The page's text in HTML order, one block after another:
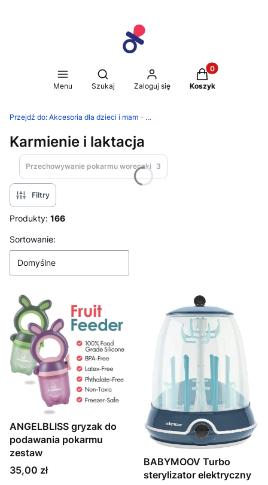
Menu
Otwórz wyszukiwarkę
Szukaj Zaloguj się
Produkty w
Koszyk
Przejdź do: Akcesoria dla dzieci i mam - Dedek Sklep
Karmienie i laktacja
Przechowywanie pokarmu woreczki 3
Filtry
Produkty: 166
Lista produktów
Sortowanie:
Domyślne
ANGELBLISS gryzak do
podawania pokarmu
zestaw
Cena
35,00 zł
BABYMOOV Turbo
sterylizator elektryczny